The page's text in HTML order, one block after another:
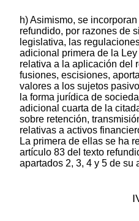
h) Asimismo, se
refundido, por razones de
legislativa, las
adicional primera de la
relativa a la aplicación del
fusiones, escisiones,
valores a los sujetos
la forma jurídica de
adicional cuarta de la
sobre retención,
relativas a activos
La primera de ellas se ha
artículo 83 del texto
apartados 2, 3, 4 y 5 de su